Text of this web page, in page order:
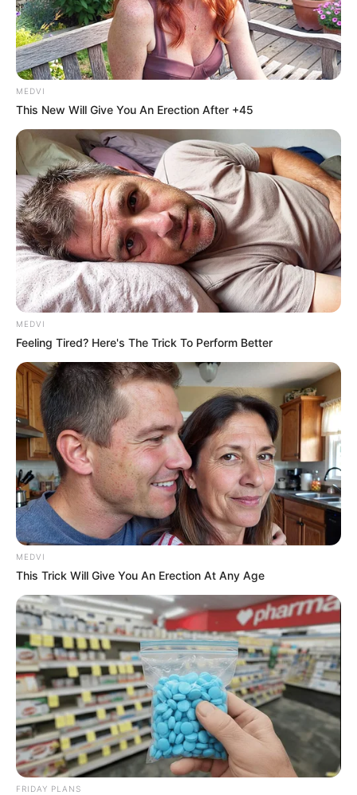
MEDVI
This New Will Give You An Erection After +45
MEDVI
Feeling Tired? Here's The Trick To Perform Better
MEDVI
This Trick Will Give You An Erection At Any Age
FRIDAY PLANS